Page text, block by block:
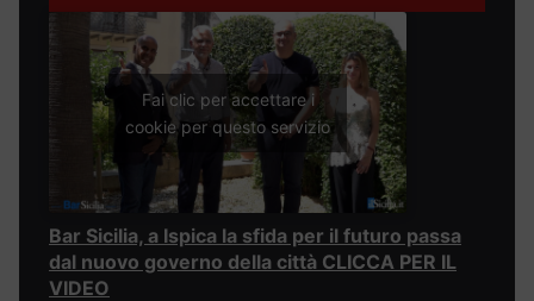
Fai clic per accettare i
cookie per questo servizio
Bar Sicilia, a Ispica la sfida per il futuro passa
dal nuovo governo della città CLICCA PER IL
VIDEO